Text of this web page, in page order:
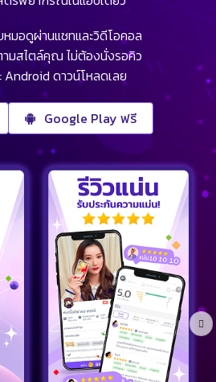
มอดูผ่านแชทและวิดีโอคอล
มสไตล์คุณ ไม่ต้องนั่งรอคิว
Android ดาวน์โหลดเลย
Google Play ฟรี